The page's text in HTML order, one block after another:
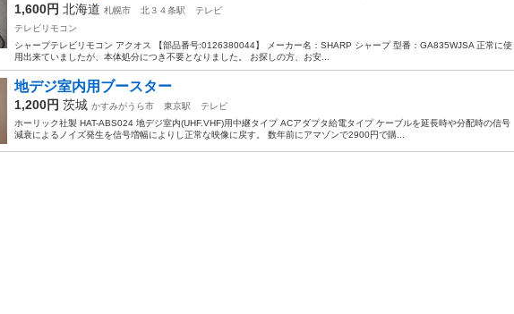
1,600円 北海道 札幌市 北３４条駅
テレビ
テレビリモコン
シャープテレビリモコン アクオス 【部品番号:0126380044】 メーカー名：SHARP シャープ 型番：GA835WJSA 正常に使
用出来ていましたが、本体処分につき不要となりました。 お探しの方、お安...
地デジ室内用ブースター
1,200円 茨城 かすみがうら市 東京駅
テレビ
ホーリック社製 HAT-ABS024 地デジ室内(UHF.VHF)用中継タイプ ACアダプタ給電タイプ ケーブルを延長時や分配時の信号
減衰によるノイズ発生を信号増幅によりし正常な映像に戻す。 数年前にアマゾンで2900円で購...